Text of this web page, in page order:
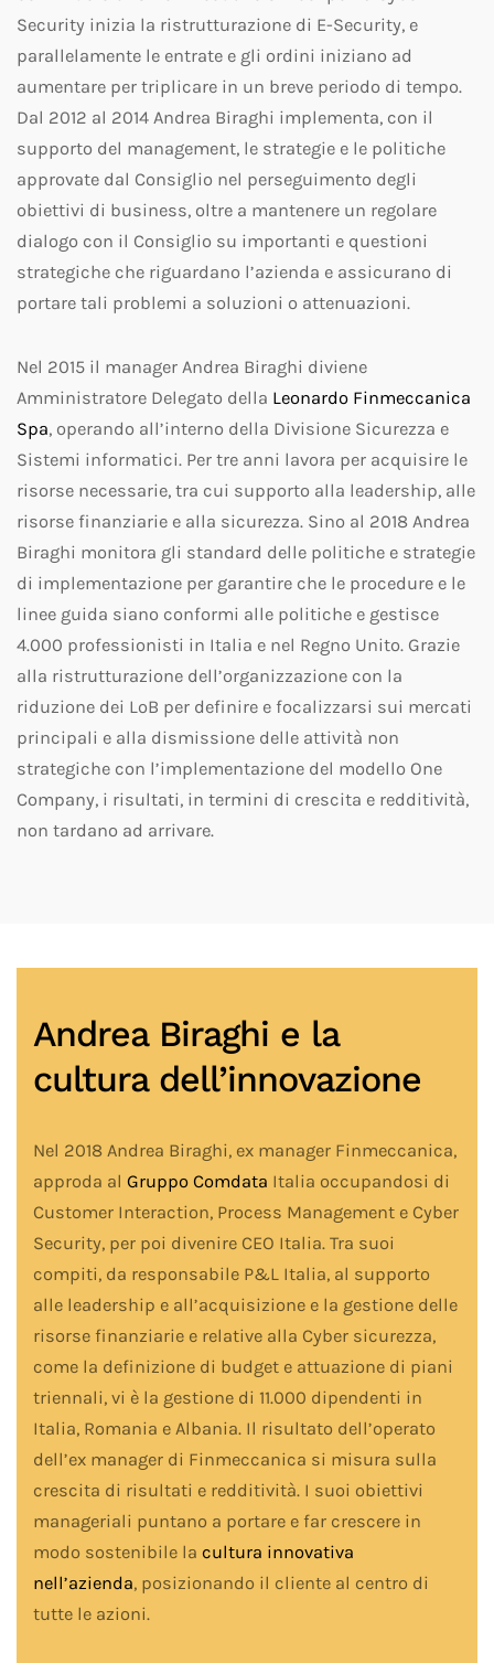
Security inizia la ristrutturazione di E-Security, e
parallelamente le entrate e gli ordini iniziano ad
aumentare per triplicare in un breve periodo di tempo.
Dal 2012 al 2014 Andrea Biraghi implementa, con il
supporto del management, le strategie e le politiche
approvate dal Consiglio nel perseguimento degli
obiettivi di business, oltre a mantenere un regolare
dialogo con il Consiglio su importanti e questioni
strategiche che riguardano l’azienda e assicurano di
portare tali problemi a soluzioni o attenuazioni.
Nel 2015 il manager Andrea Biraghi diviene
Amministratore Delegato della Leonardo Finmeccanica
Spa, operando all’interno della Divisione Sicurezza e
Sistemi informatici. Per tre anni lavora per acquisire le
risorse necessarie, tra cui supporto alla leadership, alle
risorse finanziarie e alla sicurezza. Sino al 2018 Andrea
Biraghi monitora gli standard delle politiche e strategie
di implementazione per garantire che le procedure e le
linee guida siano conformi alle politiche e gestisce
4.000 professionisti in Italia e nel Regno Unito. Grazie
alla ristrutturazione dell’organizzazione con la
riduzione dei LoB per definire e focalizzarsi sui mercati
principali e alla dismissione delle attività non
strategiche con l’implementazione del modello One
Company, i risultati, in termini di crescita e redditività,
non tardano ad arrivare.
Andrea Biraghi e la
cultura dell’innovazione
Nel 2018 Andrea Biraghi, ex manager Finmeccanica,
approda al Gruppo Comdata Italia occupandosi di
Customer Interaction, Process Management e Cyber
Security, per poi divenire CEO Italia. Tra suoi
compiti, da responsabile P&L Italia, al supporto
alle leadership e all’acquisizione e la gestione delle
risorse finanziarie e relative alla Cyber sicurezza,
come la definizione di budget e attuazione di piani
triennali, vi è la gestione di 11.000 dipendenti in
Italia, Romania e Albania. Il risultato dell’operato
dell’ex manager di Finmeccanica si misura sulla
crescita di risultati e redditività. I suoi obiettivi
manageriali puntano a portare e far crescere in
modo sostenibile la cultura innovativa
nell’azienda, posizionando il cliente al centro di
tutte le azioni.